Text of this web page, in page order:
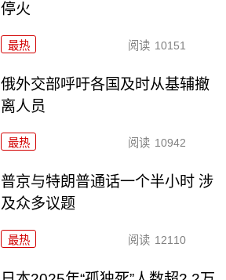
停火
最热 阅读 10151
俄外交部呼吁各国及时从基辅撤
离人员
最热 阅读 10942
普京与特朗普通话一个半小时 涉
及众多议题
最热 阅读 12110